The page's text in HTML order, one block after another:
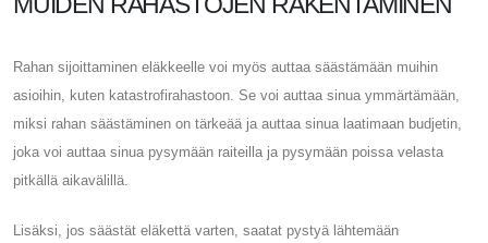
Rahan sijoittaminen eläkkeelle voi myös auttaa säästämään muihin
asioihin, kuten katastrofirahastoon. Se voi auttaa sinua ymmärtämään,
miksi rahan säästäminen on tärkeää ja auttaa sinua laatimaan budjetin,
joka voi auttaa sinua pysymään raiteilla ja pysymään poissa velasta
pitkällä aikavälillä.
Lisäksi, jos säästät eläkettä varten, saatat pystyä lähtemään